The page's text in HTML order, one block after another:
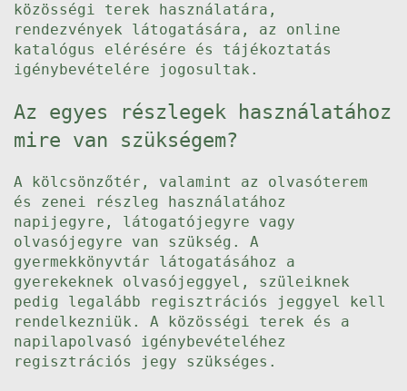
közösségi terek használatára,
rendezvények látogatására, az online
katalógus elérésére és tájékoztatás
igénybevételére jogosultak.
Az egyes részlegek használatához
mire van szükségem?
A kölcsönzőtér, valamint az olvasóterem
és zenei részleg használatához
napijegyre, látogatójegyre vagy
olvasójegyre van szükség. A
gyermekkönyvtár látogatásához a
gyerekeknek olvasójeggyel, szüleiknek
pedig legalább regisztrációs jeggyel kell
rendelkezniük. A közösségi terek és a
napilapolvasó igénybevételéhez
regisztrációs jegy szükséges.